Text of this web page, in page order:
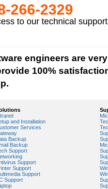
Considerations
­266-­2329
to our technical
engineers are
100%
and Installation
Services
Backup
Backup
Support
Support
Support
Support
Support